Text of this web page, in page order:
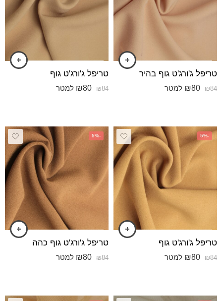
טריפל ג'ורג'ט גוף בהיר
₪84
₪80 למטר
טריפל ג'ורג'ט גוף
₪84
₪80 למטר
-5%
טריפל ג'ורג'ט גוף
₪84
₪80 למטר
-5%
טריפל ג'ורג'ט גוף כהה
₪84
₪80 למטר